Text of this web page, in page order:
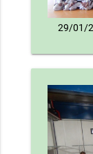
29/01/